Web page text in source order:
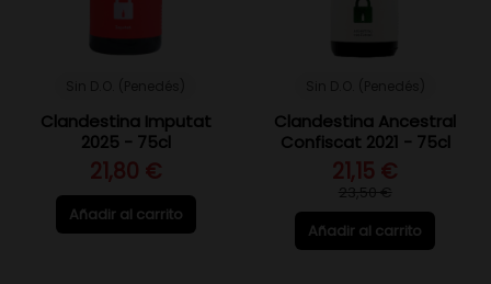
Clandestina Imputat
2025 - 75cl
21,80 €
Añadir al carrito
Clandestina Ancestral
Confiscat 2021 - 75cl
21,15 €
23,50 €
Añadir al carrito